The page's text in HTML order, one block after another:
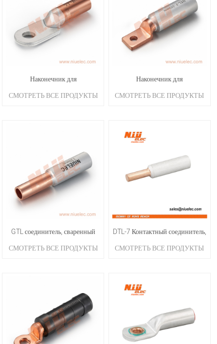
Наконечник для
биметаллической сварки
СМОТРЕТЬ ВСЕ ПРОДУКТЫ
Наконечник для
биметаллической сварки
СМОТРЕТЬ ВСЕ ПРОДУКТЫ
GTL соединитель, сваренный
трением
СМОТРЕТЬ ВСЕ ПРОДУКТЫ
DTL-7 Контактный соединитель,
свариваемый трением
СМОТРЕТЬ ВСЕ ПРОДУКТЫ